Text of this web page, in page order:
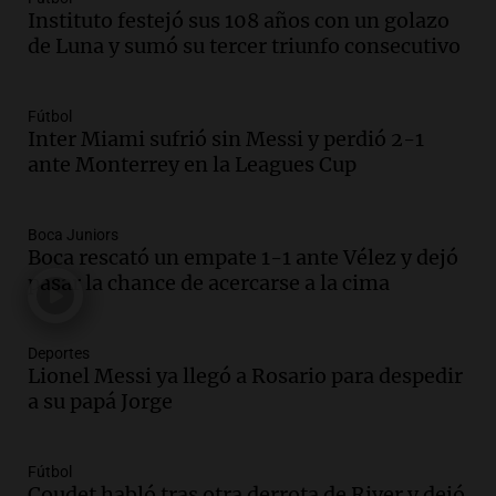
Audio.Joan Gaspart: "Sin Jorge, no sé si
Messi hubiera llegado adonde llegó"
Audio.El orgullo y el sueño argentino de
Jorge Messi en una entrevista con Rony
Episodios
Audio.El abuelo de Agostina Vega, tras
Una mañana para todos
Episodios
Audio.Una nutricionista derribó el mito
conviene priorizar
Una mañana para todos
Instituto festejó sus 108 años con un golazo
de Luna y sumó su tercer triunfo consecutivo
Fútbol
Inter Miami sufrió sin Messi y perdió 2-1
ante Monterrey en la Leagues Cup
Boca Juniors
Boca rescató un empate 1-1 ante Vélez y dejó
pasar la chance de acercarse a la cima
Deportes
Lionel Messi ya llegó a Rosario para despedir
a su papá Jorge
Fútbol